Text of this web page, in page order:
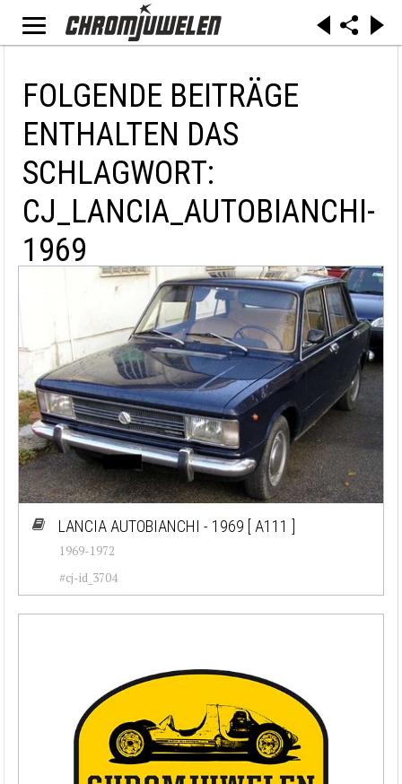
FOLGENDE BEITRÄGE
ENTHALTEN DAS
SCHLAGWORT:
CJ_LANCIA_AUTOBIANCHI-
1969
LANCIA AUTOBIANCHI - 1969 [ A111 ]
1969-1972
#cj-id_3704